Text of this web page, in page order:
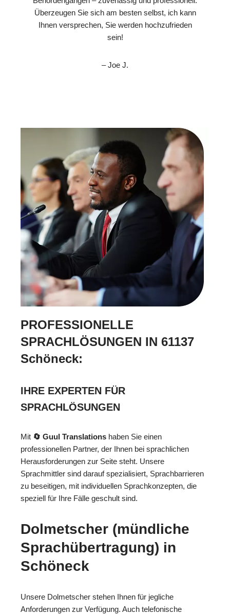
Überzeugen Sie sich am besten selbst, ich kann
Ihnen versprechen, Sie werden hochzufrieden
sein!
– Joe J.
PROFESSIONELLE
SPRACHLÖSUNGEN IN 61137
Schöneck:
IHRE EXPERTEN FÜR
SPRACHLÖSUNGEN
Mit 🔄 Guul Translations haben Sie einen
professionellen Partner, der Ihnen bei sprachlichen
Herausforderungen zur Seite steht. Unsere
Sprachmittler sind darauf spezialisiert, Sprachbarrieren
zu beseitigen, mit individuellen Sprachkonzepten, die
speziell für Ihre Fälle geschult sind.
Dolmetscher (mündliche
Sprachübertragung) in
Schöneck
Unsere Dolmetscher stehen Ihnen für jegliche
Anforderungen zur Verfügung. Auch telefonische